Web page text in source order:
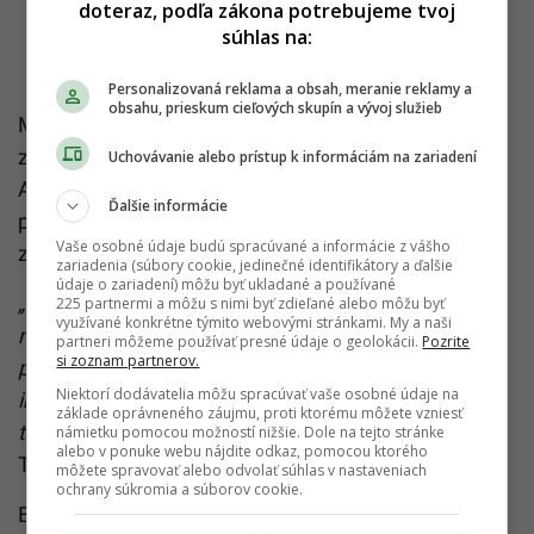
Ministerstvo školstva tvrdí, že budovanie miest na
základe financií z plánu obnovy je len začiatkom.
Aktívne už totiž hľadá ďalšie finančné zdroje na
podporu výstavby a rozširovania škôl a školských
zariadení.
„Veľký záujem zo strany zriaďovateľov svedčí o
naliehavosti a potrebe rozšírenia kapacít
predškolských zariadení. Teším sa, že naša
intenzívna komunikácia so samosprávami priniesla
takéto dobré výsledky,“uviedol minister školstva
Tomáš Drucker (Hlas-SD).
Budovanie nových miest v materských školách a
doteraz, podľa zákona potrebujeme tvoj
súhlas na:
Personalizovaná reklama a obsah, meranie reklamy a
obsahu, prieskum cieľových skupín a vývoj služieb
Uchovávanie alebo prístup k informáciám na zariadení
Ďalšie informácie
Vaše osobné údaje budú spracúvané a informácie z vášho
zariadenia (súbory cookie, jedinečné identifikátory a ďalšie
údaje o zariadení) môžu byť ukladané a používané
225 partnermi a môžu s nimi byť zdieľané alebo môžu byť
využívané konkrétne týmito webovými stránkami. My a naši
partneri môžeme používať presné údaje o geolokácii. Pozrite
si zoznam partnerov.
Niektorí dodávatelia môžu spracúvať vaše osobné údaje na
základe oprávneného záujmu, proti ktorému môžete vzniesť
námietku pomocou možností nižšie. Dole na tejto stránke
alebo v ponuke webu nájdite odkaz, pomocou ktorého
môžete spravovať alebo odvolať súhlas v nastaveniach
ochrany súkromia a súborov cookie.